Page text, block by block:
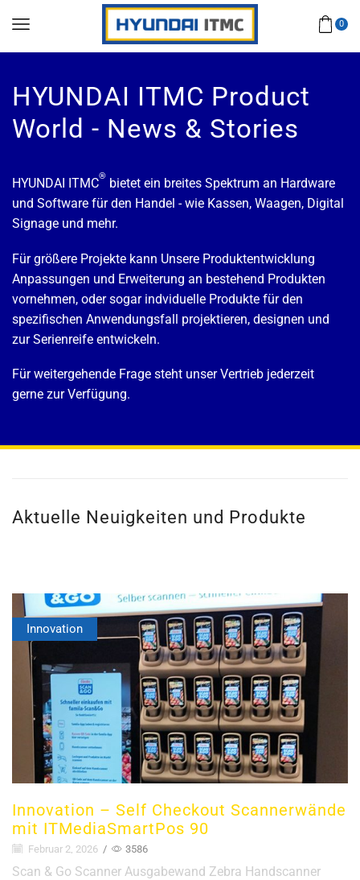
0
HYUNDAI ITMC Product
World - News & Stories
HYUNDAI ITMC® bietet ein breites Spektrum an Hardware
und Software für den Handel - wie Kassen, Waagen, Digital
Signage und mehr.
Für größere Projekte kann Unsere Produktentwicklung
Anpassungen und Erweiterung an bestehend Produkten
vornehmen, oder sogar indviduelle Produkte für den
spezifischen Anwendungsfall projektieren, designen und
zur Serienreife entwickeln.
Für weitergehende Frage steht unser Vertrieb jederzeit
gerne zur Verfügung.
Aktuelle Neuigkeiten und Produkte
Innovation
Innovation – Self Checkout Scannerwände
mit ITMediaSmartPos 90
Februar 2, 2026 / 3586
Scan & Go Scanner Ausgabewand Zebra Handscanner